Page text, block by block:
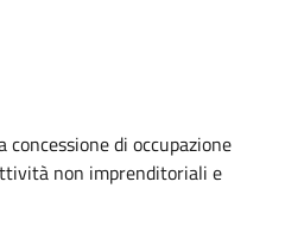
di occupazione
non imprenditoriali e